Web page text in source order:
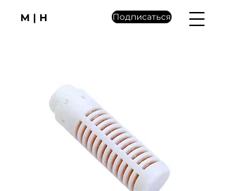
M|H Подписаться